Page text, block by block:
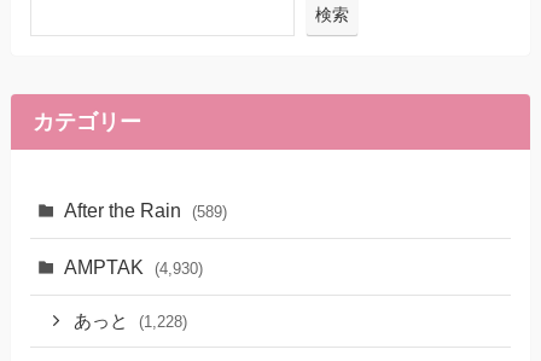
検索
カテゴリー
After the Rain (589)
AMPTAK (4,930)
あっと (1,228)